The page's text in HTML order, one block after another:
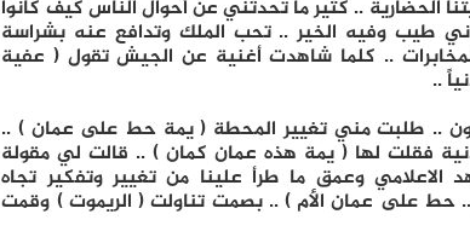
الحضارية .. كثير ما تحدثني عن أحوال الناس كيف كانوا
طيب وفيه الخير .. تحب الملك وتدافع عنه بشراسة
.. كلما شاهدت أغنية عن الجيش تقول ( عفية
..
.. طلبت مني تغيير المحطة ( يمة حط على عمان ) ..
فقلت لها ( يمة هذه عمان كمان ) .. قالت لي مقولة
وعمق ما طرأ علينا من تغيير وتفكير تجاه
على عمان الأم ) .. بصمت تناولت ( الريموت ) وقمت